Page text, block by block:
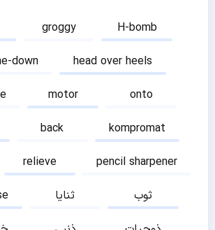
groggy
H-bomb
down
head over heels
motor
onto
back
kompromat
relieve
pencil sharpener
ثنایا
ثوب